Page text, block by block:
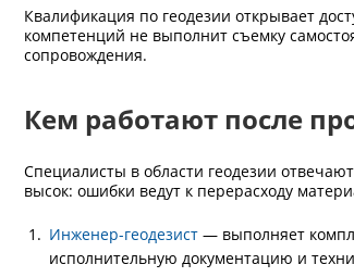
Квалификация по геодезии открывает
компетенций не выполнит съемку
сопровождения.
Кем работают после
Специалисты в области геодезии
высок: ошибки ведут к перерасходу
Инженер-геодезист — выполняет
исполнительную документацию и